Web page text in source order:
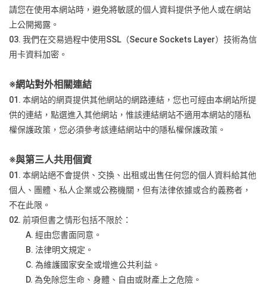
請您在使用本網站時，避免將敏感的個人資料提供予他人或在網站
上公開揭露。
03. 我們在交易過程中使用SSL（Secure Sockets Layer）技術為信
用卡資料加密。
※網站對外相關連結
01. 本網站的網頁提供其他網站的網路連結，您也可經由本網站所提
供的連結，點選進入其他網站，惟該連結網站不適用本網站的隱私
權保護政策，您必須參考該連結網站中的隱私權保護政策。
※與第三人共用個資
01. 本網站絕不會提供、交換、出租或出售任何您的個人資料給其他
個人、團體、私人企業或公務機關，但有法律依據或合約義務者，
不在此限。
02. 前項但書之情形包括不限於：
A. 經由您書面同意。
B. 法律明文規定。
C. 為維護國家安全或增進公共利益。
D. 為免除您生命、身體、自由或財產上之危險。